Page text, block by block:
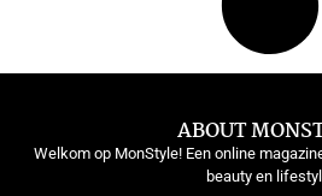
ABOUT
Welkom op MonStyle! Een online
beauty en